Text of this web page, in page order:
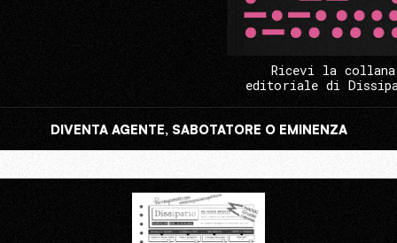
Ricevi la collana
editoriale di
DIVENTA AGENTE, SABOTATORE O EMINENZA